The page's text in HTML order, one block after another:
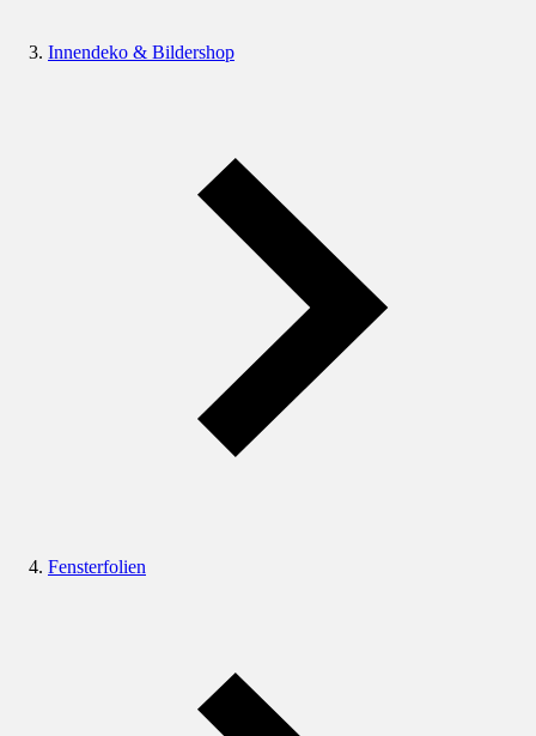
Innendeko & Bildershop
Fensterfolien